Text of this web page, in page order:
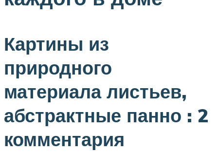
Картины из
природного
материала листьев,
абстрактные панно : 2
комментария